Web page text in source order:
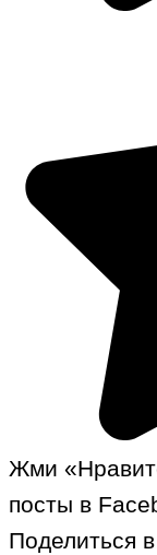
Жми
посты в
Поделиться